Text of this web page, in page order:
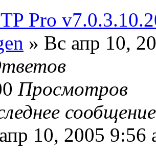
Pro
» Вс апр 10,
Просмотров
10, 2005 9:56